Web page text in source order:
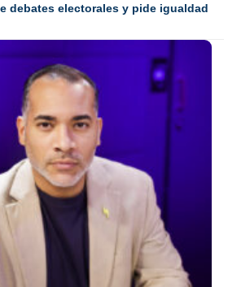
debates electorales y pide igualdad